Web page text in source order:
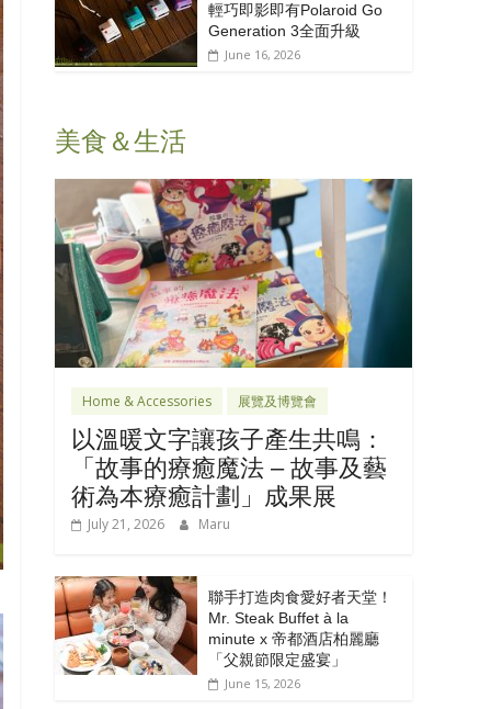
輕巧即影即有Polaroid Go
Generation 3全面升級
June 16, 2026
美食＆生活
Home & Accessories 展覽及博覽會
以溫暖文字讓孩子產生共鳴：
「故事的療癒魔法 – 故事及藝
術為本療癒計劃」成果展
July 21, 2026 Maru
聯手打造肉食愛好者天堂！
Mr. Steak Buffet à la
minute x 帝都酒店柏麗廳
「⽗親節限定盛宴」
June 15, 2026